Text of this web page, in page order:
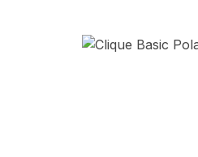
Afbeeldingengalerij overslaan